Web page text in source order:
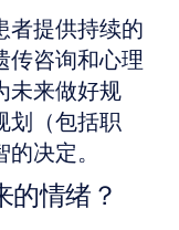
者提供持续的
传咨询和心理
未来做好规
划（包括职
决定。
的情绪？